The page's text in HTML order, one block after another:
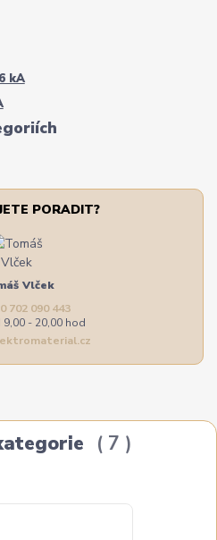
kA
PORADIT?
Vlček
702 090 443
- 20,00 hod
7